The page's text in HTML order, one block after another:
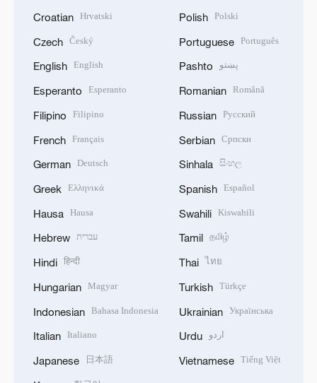
Croatian Hrvatski
Czech Český
English English
Esperanto Esperanto
Filipino Filipino
French Français
German Deutsch
Greek Ελληνικά
Hausa Hausa
Hebrew עברית
Hindi हिन्दी
Hungarian Magyar
Indonesian Bahasa Indonesia
Italian Italiano
Japanese 日本語
Polish Polski
Portuguese Português
Pashto پښتو
Romanian Română
Russian Русский
Serbian Српски
Sinhala සිංහල
Spanish Español
Swahili Kiswahili
Tamil தமிழ்
Thai ไทย
Turkish Türkçe
Ukrainian Українська
Urdu اردو
Vietnamese Tiếng Việt